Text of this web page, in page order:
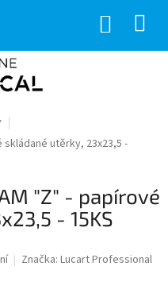
skládané utěrky, 23x23,5 -
"Z" - papírové
- 15KS
Značka: Lucart Professional